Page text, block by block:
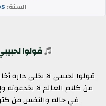
السنة:
قولوا
قولوا لحبيبي لا يخلي داره
من كلام العالم لا
في حاله والنفس من